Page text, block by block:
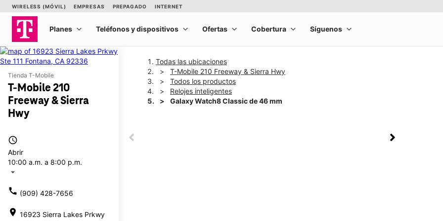
Tienda T-Mobile
T-Mobile 210
Freeway & Sierra
Hwy
access_time
Abrir
10:00 a.m. a 8:00 p.m.
arrow_drop_down
call (909) 428-7656
location_on 16923 Sierra Lakes Prkwy
Todas las ubicaciones
T-Mobile 210 Freeway & Sierra Hwy
Todos los productos
Relojes inteligentes
Galaxy Watch8 Classic de 46 mm
This carousel shows one large product image at a time. Use the Previous and Next buttons